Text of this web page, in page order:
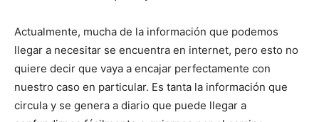
Actualmente, mucha de la información que podemos
llegar a necesitar se encuentra en internet, pero esto no
quiere decir que vaya a encajar perfectamente con
nuestro caso en particular. Es tanta la información que
circula y se genera a diario que puede llegar a